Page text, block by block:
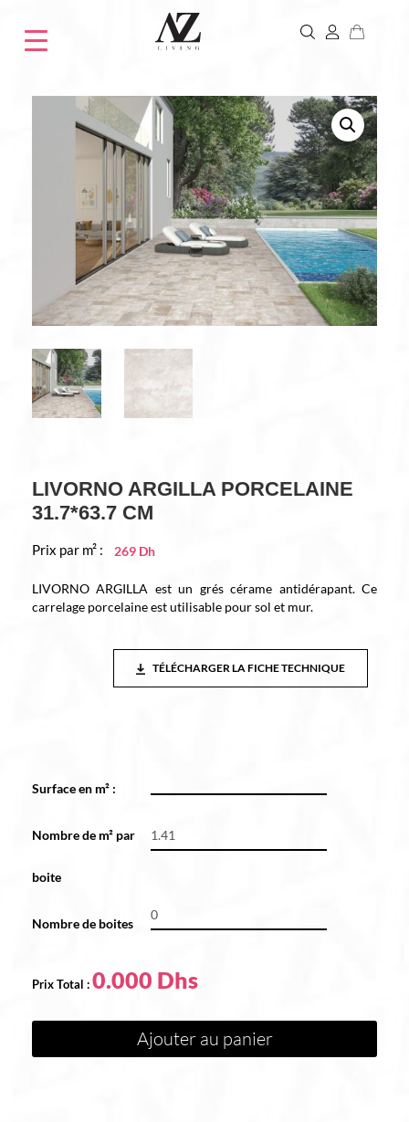
LIVORNO ARGILLA PORCELAINE
31.7*63.7 CM
Prix par m² : 269 Dh
LIVORNO ARGILLA est un grés cérame antidérapant. Ce
carrelage porcelaine est utilisable pour sol et mur.
TÉLÉCHARGER LA FICHE TECHNIQUE
Surface en m² :
Nombre de m² par
boite
Nombre de boites
0.000
Ajouter au panier